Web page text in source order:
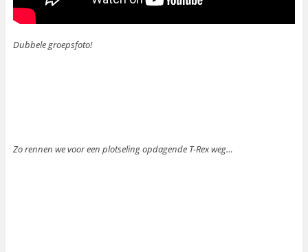
Dubbele groepsfoto!
Zo rennen we voor een plotseling opdagende T-Rex weg…